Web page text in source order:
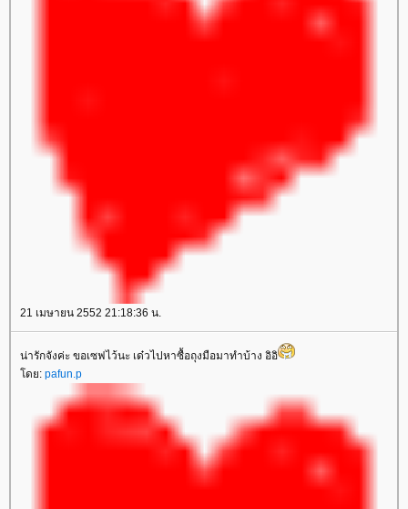
21 เมษายน 2552 21:18:36 น.
น่ารักจังค่ะ ขอเซฟไว้นะ เด๋วไปหาซื้อถุงมือมาทำบ้าง อิอิ
โดย: pafun.p